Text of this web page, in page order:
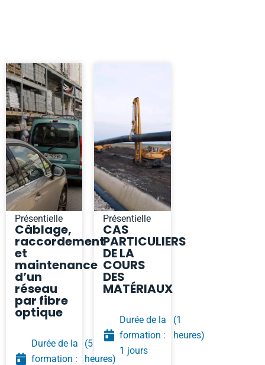
Présentielle
Câblage,
raccordement
et
maintenance
d’un
réseau
par fibre
optique
Durée de la
formation :
(5
heures)
Présentielle
CAS
PARTICULIERS
DE LA
COURS
DES
MATÉRIAUX
Durée de la
formation :
1 jours
(1
heures)